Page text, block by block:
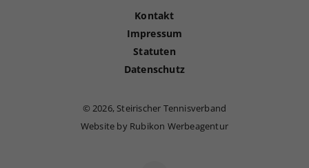
Kontakt
Impressum
Statuten
Datenschutz
©2026, Steirischer Tennisverband
Website by Rubikon Werbeagentur